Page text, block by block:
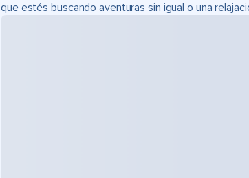
que estés buscando aventuras sin igual o una